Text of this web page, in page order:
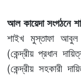
আল কায়েদা সংগঠনে
শাইখ মুস্তাফা আবুল
(কেন্দ্রীয় প্রধান
(কেন্দ্রীয় সহকারী